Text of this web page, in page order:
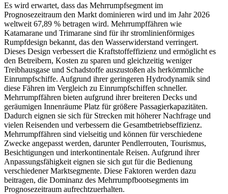
Es wird erwartet, dass das Mehrrumpfsegment im
Prognosezeitraum den Markt dominieren wird und im Jahr 2026
weltweit 67,89 % betragen wird. Mehrrumpffähren wie
Katamarane und Trimarane sind für ihr stromlinienförmiges
Rumpfdesign bekannt, das den Wasserwiderstand verringert.
Dieses Design verbessert die Kraftstoffeffizienz und ermöglicht es
den Betreibern, Kosten zu sparen und gleichzeitig weniger
Treibhausgase und Schadstoffe auszustoßen als herkömmliche
Einrumpfschiffe. Aufgrund ihrer geringeren Hydrodynamik sind
diese Fähren im Vergleich zu Einrumpfschiffen schneller.
Mehrrumpffähren bieten aufgrund ihrer breiteren Decks und
geräumigen Innenräume Platz für größere Passagierkapazitäten.
Dadurch eignen sie sich für Strecken mit höherer Nachfrage und
vielen Reisenden und verbessern die Gesamtbetriebseffizienz.
Mehrrumpffähren sind vielseitig und können für verschiedene
Zwecke angepasst werden, darunter Pendlerrouten, Tourismus,
Besichtigungen und interkontinentale Reisen. Aufgrund ihrer
Anpassungsfähigkeit eignen sie sich gut für die Bedienung
verschiedener Marktsegmente. Diese Faktoren werden dazu
beitragen, die Dominanz des Mehrrumpfbootsegments im
Prognosezeitraum aufrechtzuerhalten.